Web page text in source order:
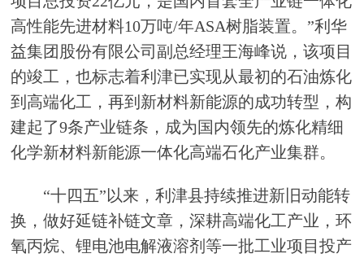
高性能先进材料10万吨/年ASA树脂装置。”利华
益集团股份有限公司副总经理王海峰说，该项目
的竣工，也标志着利津已实现从最初的石油炼化
到高端化工，再到新材料新能源的成功转型，构
建起了9条产业链条，成为国内领先的炼化精细
化学新材料新能源一体化高端石化产业集群。
“十四五”以来，利津县持续推进新旧动能转
换，做好延链补链文章，深耕高端化工产业，环
氧丙烷、锂电池电解液溶剂等一批工业项目投产